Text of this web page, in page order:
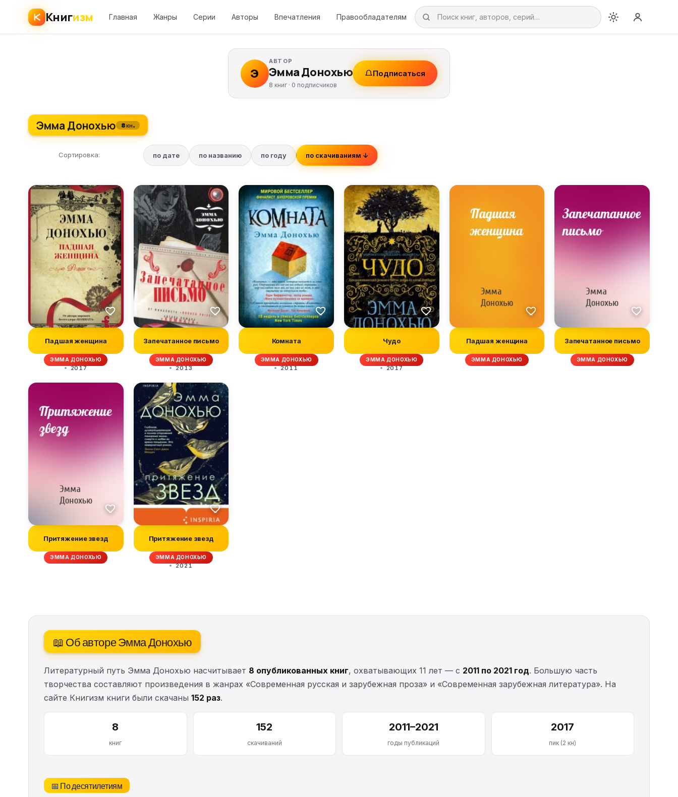
Книгизм Главная Жанры Серии Авторы Впечатления Правообладателям
Э
АВТОР
Эмма Донохью
8 книг · 0 подписчиков
Подписаться
Эмма Донохью 8 кн.
Сортировка: по дате по названию по году по скачиваниям ↓
Падшая женщина
ЭММА ДОНОХЬЮ
2017
Запечатанное письмо
ЭММА ДОНОХЬЮ
2013
Комната
ЭММА ДОНОХЬЮ
2011
Чудо
ЭММА ДОНОХЬЮ
2017
Падшая женщина
ЭММА ДОНОХЬЮ
Запечатанное письмо
ЭММА ДОНОХЬЮ
Притяжение звезд
ЭММА ДОНОХЬЮ
Притяжение звезд
ЭММА ДОНОХЬЮ
2021
📖 Об авторе Эмма Донохью
Литературный путь Эмма Донохью насчитывает 8 опубликованных книг, охватывающих 11 лет — с 2011 по 2021 год. Большую часть
творчества составляют произведения в жанрах «Современная русская и зарубежная проза» и «Современная зарубежная литература». На
сайте Книгизм книги были скачаны 152 раз.
8
книг
152
скачиваний
2011–2021
годы публикаций
2017
пик (2 кн)
📅 По десятилетиям